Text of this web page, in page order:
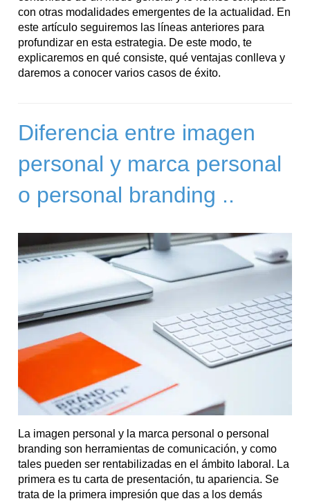
con otras modalidades emergentes de la actualidad. En
este artículo seguiremos las líneas anteriores para
profundizar en esta estrategia. De este modo, te
explicaremos en qué consiste, qué ventajas conlleva y
daremos a conocer varios casos de éxito.
Diferencia entre imagen
personal y marca personal
o personal branding ..
La imagen personal y la marca personal o personal
branding son herramientas de comunicación, y como
tales pueden ser rentabilizadas en el ámbito laboral. La
primera es tu carta de presentación, tu apariencia. Se
trata de la primera impresión que das a los demás